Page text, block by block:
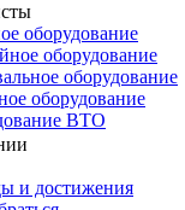
оборудование
оборудование
оборудование
оборудование
ВТО
и достижения